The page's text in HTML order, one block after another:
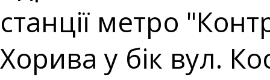
станції метро
Хорива у бік вул.